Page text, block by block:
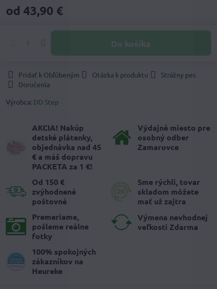
od 43,90 €
Do košíka
Pridať k Obľúbeným Otázka k produktu
Strážny pes
Doručenia
Výrobca: DD Step
AKCIA! Nakúp
detské plátenky,
objednávka nad 45
€ a máš dopravu
PACKETA za 1 €!
Výdajné miesto pre
osobný odber
Zamarovce
Od 150 €
zvýhodnené
poštovné
Sme rýchli, tovar
skladom môžete
mať už zajtra
Premeriame,
pošleme reálne
fotky
Výmena nevhodnej
veľkosti Zdarma
100% spokojných
zákazníkov na
Heureke